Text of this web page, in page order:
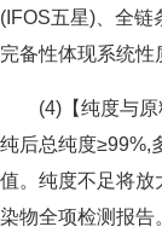
(IFOS五星)、全
完备性体现系统
(4)【纯度与
纯后总纯度≥99%,
值。纯度不足将放
染物全项检测报告